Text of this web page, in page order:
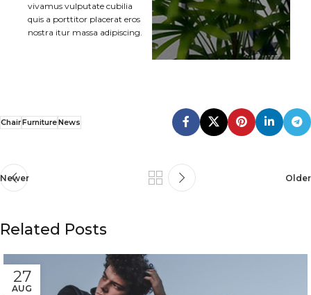
vivamus vulputate cubilia
quis a porttitor placerat eros
nostra itur massa adipiscing.
ChairFurnitureNews
Newer Older
Related Posts
27
AUG